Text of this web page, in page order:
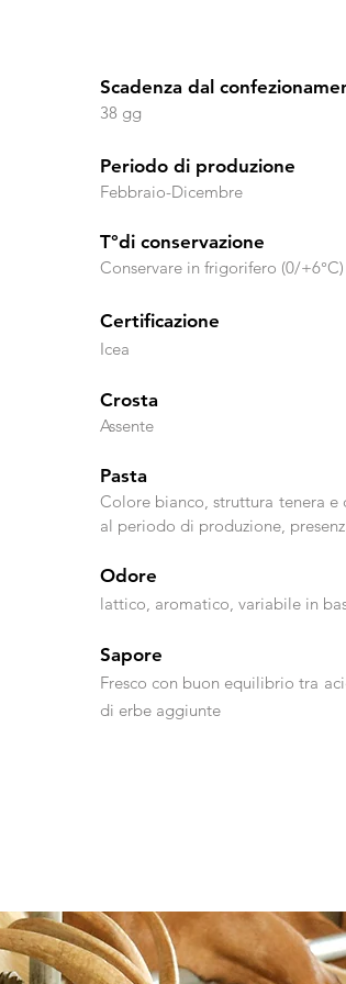
Scadenza dal
38 gg
Periodo di produzione
Febbraio-Dicembre
T°di conservazione
Conservare in frigorifero (0/+6°C)
Certificazione
Icea
Crosta
Assente
Pasta
Colore bianco, struttura tenera
al periodo di produzione,
Odore
lattico, aromatico, variabile in
Sapore
Fresco con buon equilibrio tra
di erbe aggiunte